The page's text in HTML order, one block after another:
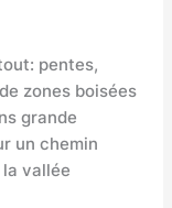
pentes,
zones boisées
grande
un chemin
vallée